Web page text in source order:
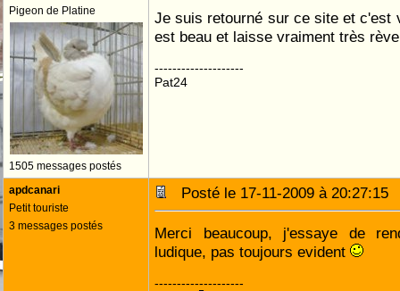
Pigeon de Platine
1505 messages postés
Je suis retourné sur ce site et c'est
est beau et laisse vraiment très
--------------------
Pat24
apdcanari
Petit touriste
3 messages postés
Posté le 17-11-2009 à
Merci beaucoup, j'essaye de
ludique, pas toujours evident
--------------------